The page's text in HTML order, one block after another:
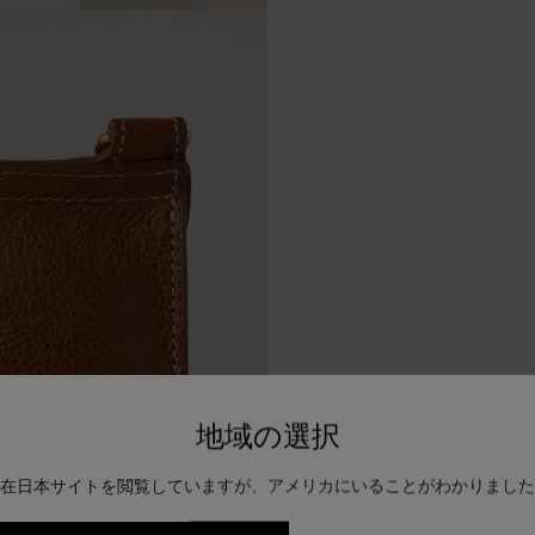
地域の選択
日本サイトを閲覧していますが、アメリカにいることがわかりまし